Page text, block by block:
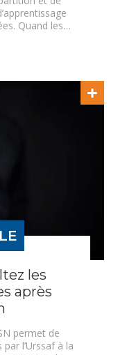
Quand les…
les
après
permet de
l’Urssaf à la